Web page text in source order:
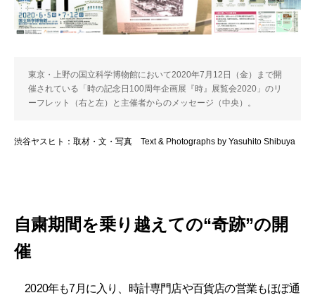
東京・上野の国立科学博物館において2020年7月12日（金）まで開
催されている「時の記念日100周年企画展『時』展覧会2020」のリ
ーフレット（右と左）と主催者からのメッセージ（中央）。
渋谷ヤスヒト：取材・文・写真 Text & Photographs by Yasuhito Shibuya
自粛期間を乗り越えての“奇跡”の開
催
2020年も7月に入り、時計専門店や百貨店の営業もほぼ通